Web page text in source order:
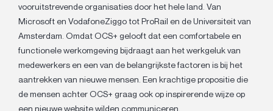
vooruitstrevende organisaties door het hele land. Van
Microsoft en VodafoneZiggo tot ProRail en de Universiteit van
Amsterdam. Omdat OCS+ gelooft dat een comfortabele en
functionele werkomgeving bijdraagt aan het werkgeluk van
medewerkers en een van de belangrijkste factoren is bij het
aantrekken van nieuwe mensen. Een krachtige propositie die
de mensen achter OCS+ graag ook op inspirerende wijze op
een nieuwe website wilden communiceren.